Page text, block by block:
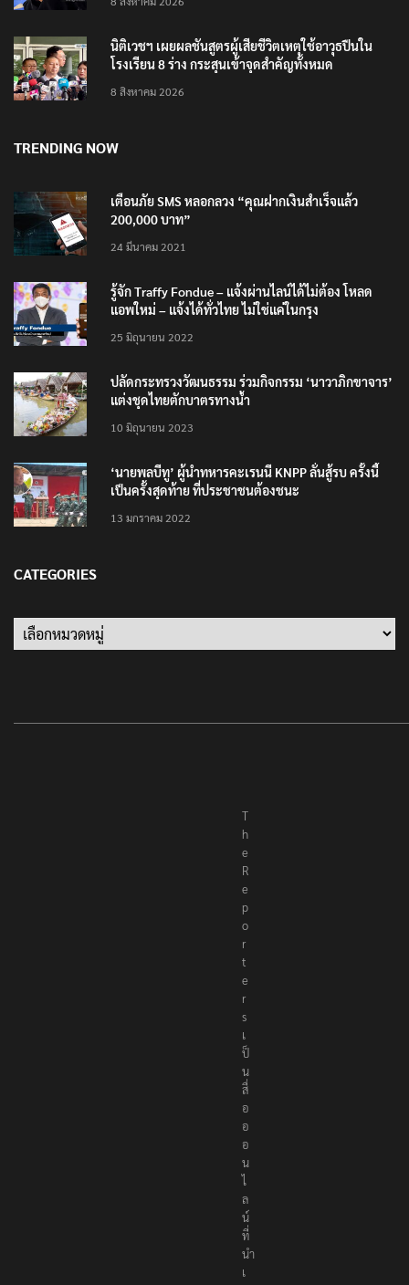
นิติเวชฯ เผยผลชันสูตรผู้เสียชีวิตเหตุใช้อาวุธปืนใน
โรงเรียน 8 ร่าง กระสุนเข้าจุดสำคัญทั้งหมด
8 สิงหาคม 2026
TRENDING NOW
เตือนภัย SMS หลอกลวง “คุณฝากเงินสำเร็จแล้ว
200,000 บาท”
24 มีนาคม 2021
รู้จัก Traffy Fondue – แจ้งผ่านไลน์ได้ไม่ต้อง โหลด
แอพใหม่ – แจ้งได้ทั่วไทย ไม่ใช่แค่ในกรุง
25 มิถุนายน 2022
ปลัดกระทรวงวัฒนธรรม ร่วมกิจกรรม ‘นาวาภิกขาจาร’
แต่งชุดไทยตักบาตรทางน้ำ
10 มิถุนายน 2023
‘นายพลบีทู’ ผู้นำทหารคะเรนนี KNPP ลั่นสู้รบ ครั้งนี้
เป็นครั้งสุดท้าย ที่ประชาชนต้องชนะ
13 มกราคม 2022
CATEGORIES
T
h
e
R
e
p
o
r
t
e
r
s
เ
ป็
น
สื่
อ
อ
อ
น
ไ
ล
น์
ที่
นำ
เ